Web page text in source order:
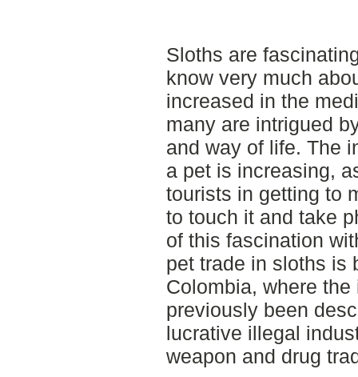
Sloths are
know very much
increased in the
many are intrigued
and way of life. The
a pet is increasing,
tourists in getting to
to touch it and take
of this fascination
pet trade in sloths is
Colombia, where
previously been
lucrative illegal
weapon and drug